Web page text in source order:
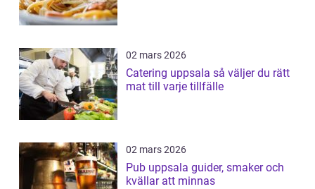
02 mars 2026
Catering uppsala så väljer du rätt
mat till varje tillfälle
02 mars 2026
Pub uppsala guider, smaker och
kvällar att minnas